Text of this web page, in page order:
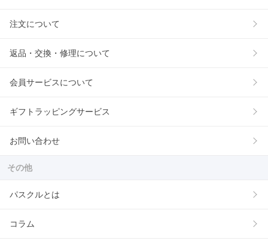
注文について
返品・交換・修理について
会員サービスについて
ギフトラッピングサービス
お問い合わせ
その他
パスクルとは
コラム